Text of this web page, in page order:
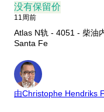
没有保留价
11周前
Atlas N轨 - 4051 - 柴油
Santa Fe
专
家
由Christophe Hendriks